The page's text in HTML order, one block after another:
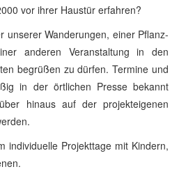
vor ihrer Haustür erfahren?
unserer Wanderungen, einer Pflanz-
anderen Veranstaltung in den
begrüßen zu dürfen. Termine und
in der örtlichen Presse bekannt
hinaus auf der projekteigenen
individuelle Projekttage mit Kindern,